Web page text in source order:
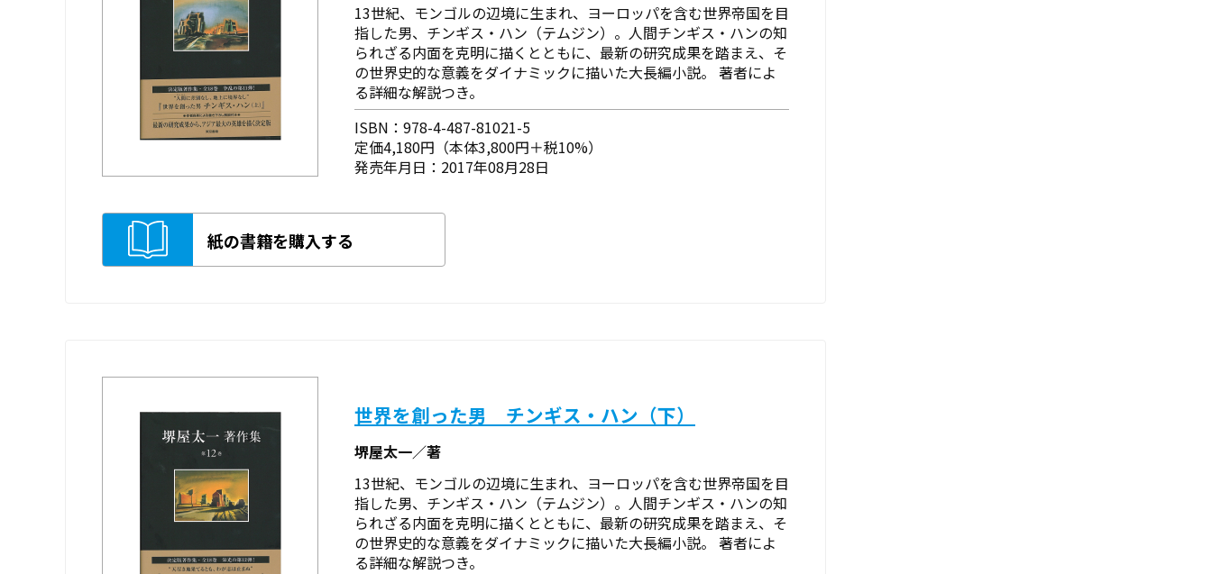
13世紀、モンゴルの辺境に生まれ、ヨーロッパを含む世界帝国を目
指した男、チンギス・ハン（テムジン）。人間チンギス・ハンの知
られざる内面を克明に描くとともに、最新の研究成果を踏まえ、そ
の世界史的な意義をダイナミックに描いた大長編小説。 著者によ
る詳細な解説つき。
ISBN：978-4-487-81021-5
定価4,180円（本体3,800円＋税10%）
発売年月日：2017年08月28日
紙の書籍を購入する
世界を創った男 チンギス・ハン（下）
堺屋太一／著
13世紀、モンゴルの辺境に生まれ、ヨーロッパを含む世界帝国を目
指した男、チンギス・ハン（テムジン）。人間チンギス・ハンの知
られざる内面を克明に描くとともに、最新の研究成果を踏まえ、そ
の世界史的な意義をダイナミックに描いた大長編小説。 著者によ
る詳細な解説つき。